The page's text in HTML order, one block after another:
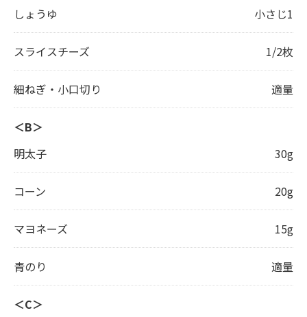
しょうゆ 小さじ1
スライスチーズ 1/2枚
細ねぎ・小口切り 適量
＜B＞
明太子
30g
コーン 20g
マヨネーズ 15g
青のり 適量
＜C＞